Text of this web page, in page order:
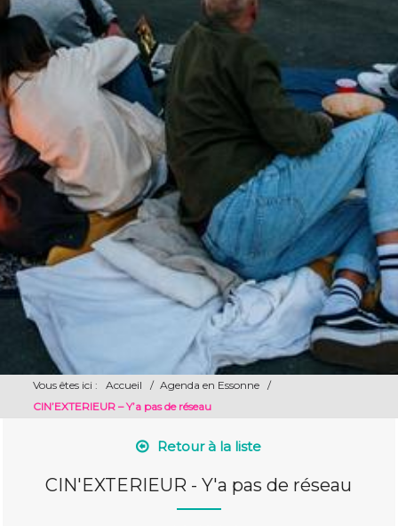
Vous êtes ici : Accueil / Agenda en Essonne
/
CIN’EXTERIEUR – Y’a pas de réseau
Retour à la liste
CIN'EXTERIEUR - Y'a pas de réseau